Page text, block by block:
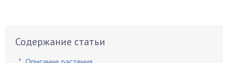
Содержание статьи